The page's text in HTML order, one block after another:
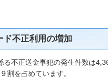
ド不正利用の増加
不正送金事犯の発生件数は
割を占めています。